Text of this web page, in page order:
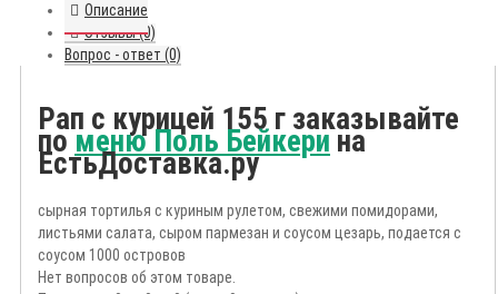
Описание
Отзывы (0)
Вопрос - ответ (0)
Рап с курицей 155 г заказывайте
поменю Поль Бейкерина
ЕстьДоставка.ру
сырная тортилья с куриным рулетом, свежими помидорами,
листьями салата, сыром пармезан и соусом цезарь, подается с
соусом 1000 островов
Нет вопросов об этом товаре.